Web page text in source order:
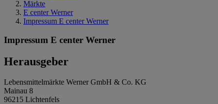
Märkte
E center Werner
Impressum E center Werner
Impressum E center Werner
Herausgeber
Lebensmittelmärkte Werner GmbH & Co. KG
Mainau 8
96215 Lichtenfels